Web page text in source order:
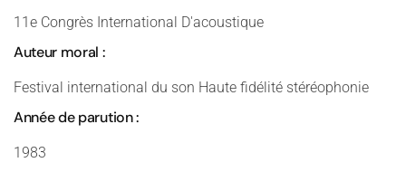
11e Congrès International D'acoustique
Auteur moral :
Festival international du son Haute fidélité stéréophonie
Année de parution :
1983